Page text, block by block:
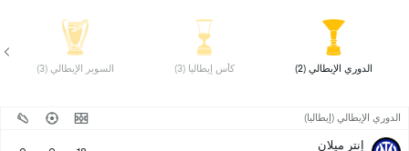
الدوري الإيطالي (2) كأس إيطاليا (3) السوبر الإيطالي (3)
الدوري الإيطالي (إيطاليا)
إنتر ميلان